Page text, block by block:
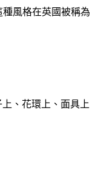
風格在英國被稱為
、花環上、面具上